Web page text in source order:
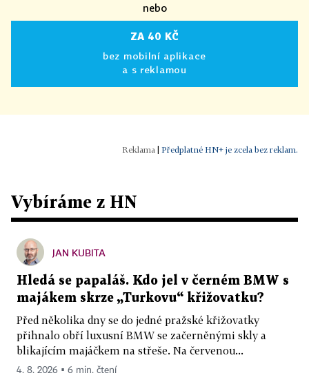
nebo
ZA 40 KČ
bez mobilní aplikace
a s reklamou
Předplatné HN+ je zcela bez reklam.
Vybíráme z HN
JAN KUBITA
Hledá se papaláš. Kdo jel v černém BMW s
majákem skrze „Turkovu“ křižovatku?
Před několika dny se do jedné pražské křižovatky
přihnalo obří luxusní BMW se začerněnými skly a
blikajícím majáčkem na střeše. Na červenou...
4. 8. 2026 ▪ 6 min. čtení